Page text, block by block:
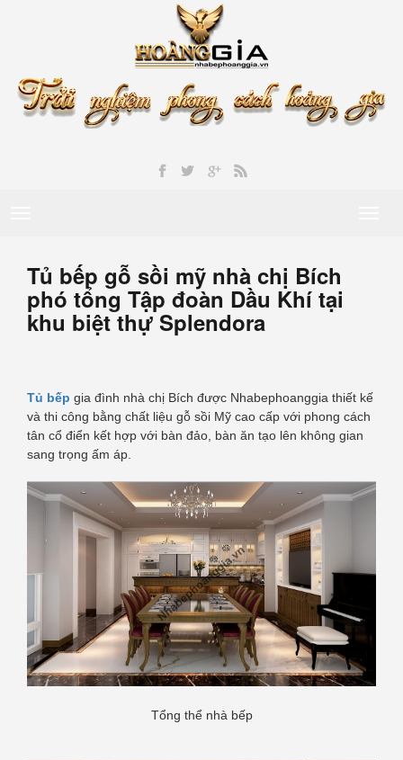
Tủ bếp gỗ sồi mỹ nhà chị Bích
phó tổng Tập đoàn Dầu Khí tại
khu biệt thự Splendora
Tủ bếp gia đình nhà chị Bích được Nhabephoanggia thiết kế
và thi công bằng chất liệu gỗ sồi Mỹ cao cấp với phong cách
tân cổ điển kết hợp với bàn đảo, bàn ăn tạo lên không gian
sang trọng ấm áp.
Tổng thể nhà bếp